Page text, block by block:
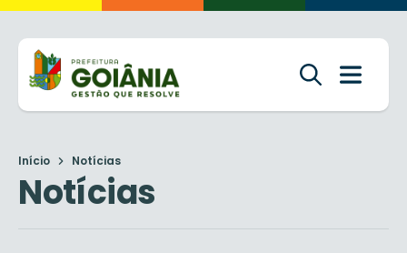
Início Notícias
Notícias